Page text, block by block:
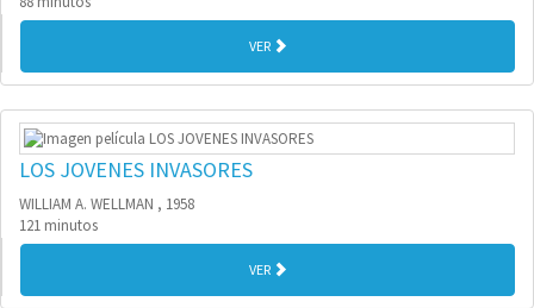
VER
LOS JOVENES INVASORES
WILLIAM A. WELLMAN , 1958
121 minutos
VER